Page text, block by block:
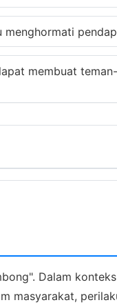
membuat
Dalam
masyarakat,